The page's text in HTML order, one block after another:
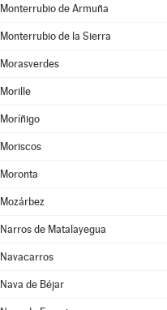
Monterrubio de Armuña
Monterrubio de la Sierra
Morasverdes
Morille
Moríñigo
Moriscos
Moronta
Mozárbez
Narros de Matalayegua
Navacarros
Nava de Béjar